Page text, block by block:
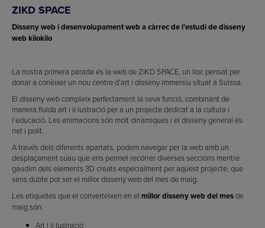
ZIKD SPACE
Disseny web i desenvolupament web a càrrec de l’estudi de disseny
web kilokilo
La nostra primera parada és la web de ZIKD SPACE, un lloc pensat per
donar a conèixer un nou centre d’art i disseny immersiu situat a Suïssa.
El disseny web compleix perfectament la seva funció, combinant de
manera fluida art i il·lustració per a un projecte dedicat a la cultura i
l’educació. Les animacions són molt dinàmiques i el disseny general és
net i polit.
A través dels diferents apartats, podem navegar per la web amb un
desplaçament suau que ens permet recórrer diverses seccions mentre
gaudim dels elements 3D creats especialment per aquest projecte, que
sens dubte pot ser el millor disseny web del mes de maig.
Les etiquetes que el converteixen en el millor disseny web del mesde
maig són:
Art i il·lustració